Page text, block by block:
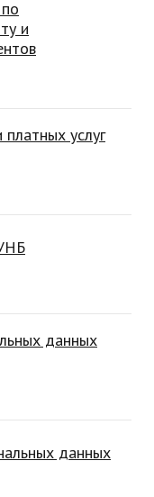
и
услуг
данных
данных